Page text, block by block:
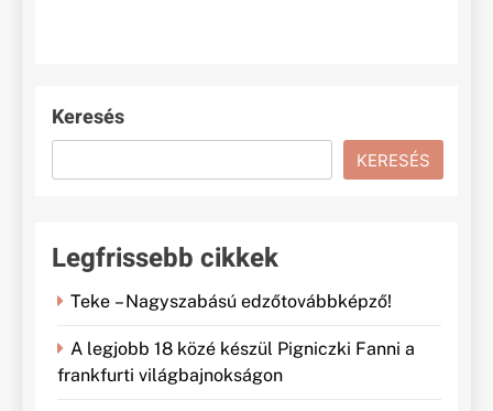
Keresés
KERESÉS
Legfrissebb cikkek
Teke – Nagyszabású edzőtovábbképző!
A legjobb 18 közé készül Pigniczki Fanni a
frankfurti világbajnokságon